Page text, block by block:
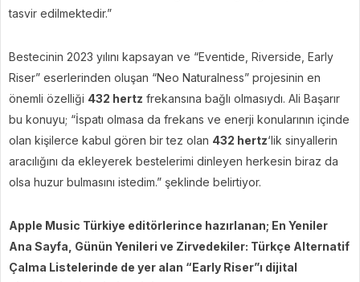
tasvir edilmektedir.”
Bestecinin 2023 yılını kapsayan ve “Eventide, Riverside, Early
Riser” eserlerinden oluşan “Neo Naturalness” projesinin en
önemli özelliği 432 hertz frekansına bağlı olmasıydı. Ali Başarır
bu konuyu; “İspatı olmasa da frekans ve enerji konularının içinde
olan kişilerce kabul gören bir tez olan 432 hertz‘lik sinyallerin
aracılığını da ekleyerek bestelerimi dinleyen herkesin biraz da
olsa huzur bulmasını istedim.” şeklinde belirtiyor.
Apple Music Türkiye editörlerince hazırlanan; En Yeniler
Ana Sayfa, Günün Yenileri ve Zirvedekiler: Türkçe Alternatif
Çalma Listelerinde de yer alan “Early Riser”ı dijital